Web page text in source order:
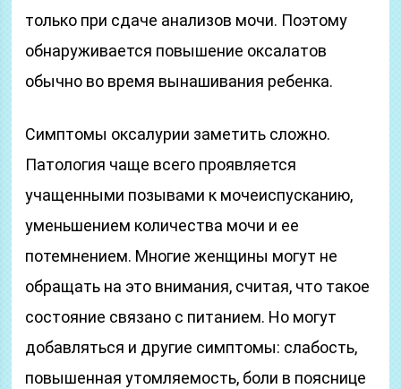
только при сдаче анализов мочи. Поэтому
обнаруживается повышение оксалатов
обычно во время вынашивания ребенка.
Симптомы оксалурии заметить сложно.
Патология чаще всего проявляется
учащенными позывами к мочеиспусканию,
уменьшением количества мочи и ее
потемнением. Многие женщины могут не
обращать на это внимания, считая, что такое
состояние связано с питанием. Но могут
добавляться и другие симптомы: слабость,
повышенная утомляемость, боли в пояснице